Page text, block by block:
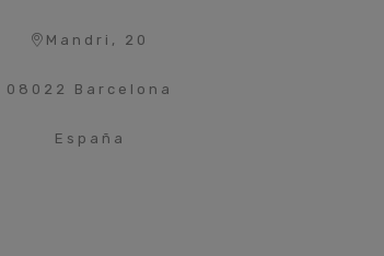
Mandri, 20
08022 Barcelona
España